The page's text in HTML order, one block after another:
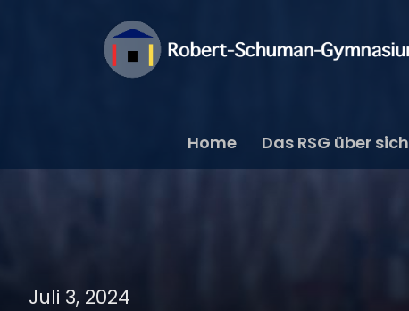
Home Das RSG über sich
Juli 3, 2024